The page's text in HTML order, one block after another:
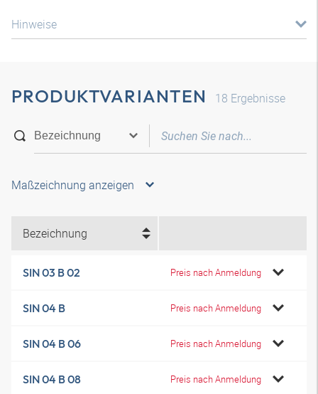
Hinweise
PRODUKTVARIANTEN 18 Ergebnisse
Maßzeichnung anzeigen
Bezeichnung
SIN 03 B 02 Preis nach Anmeldung
SIN 04 B Preis nach Anmeldung
SIN 04 B 06 Preis nach Anmeldung
SIN 04 B 08 Preis nach Anmeldung